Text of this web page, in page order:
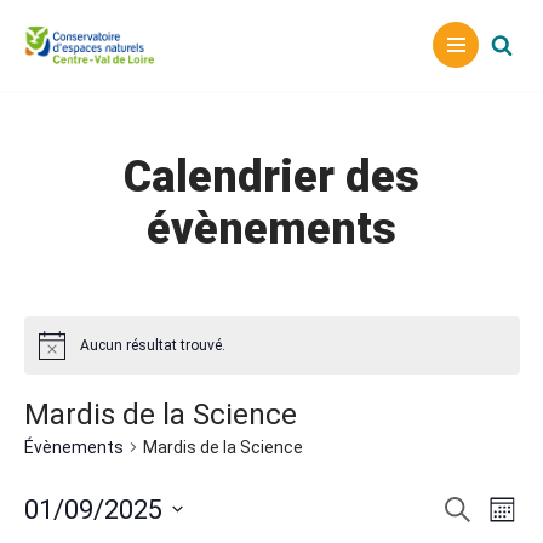
Aller
Calendrier des
évènements
Aucun résultat trouvé.
Mardis de la Science
Évènements Mardis de la Science
Recherche
Mois
01/09/2025